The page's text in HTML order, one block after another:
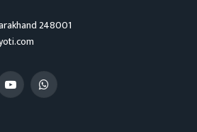
248001
YouTubeWhatsApp